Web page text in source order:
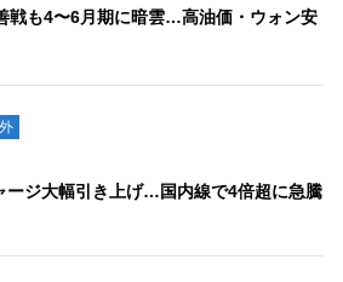
戦も4〜6月期に暗雲…高油価・ウォン安
ージ大幅引き上げ…国内線で4倍超に急騰